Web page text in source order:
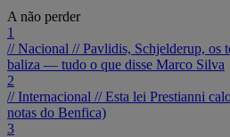
A não perder
1
// Nacional //Pavlidis, Schjelderup, os
baliza — tudo o que disse Marco Silva
2
// Internacional //Esta lei Prestianni
notas do Benfica)
3